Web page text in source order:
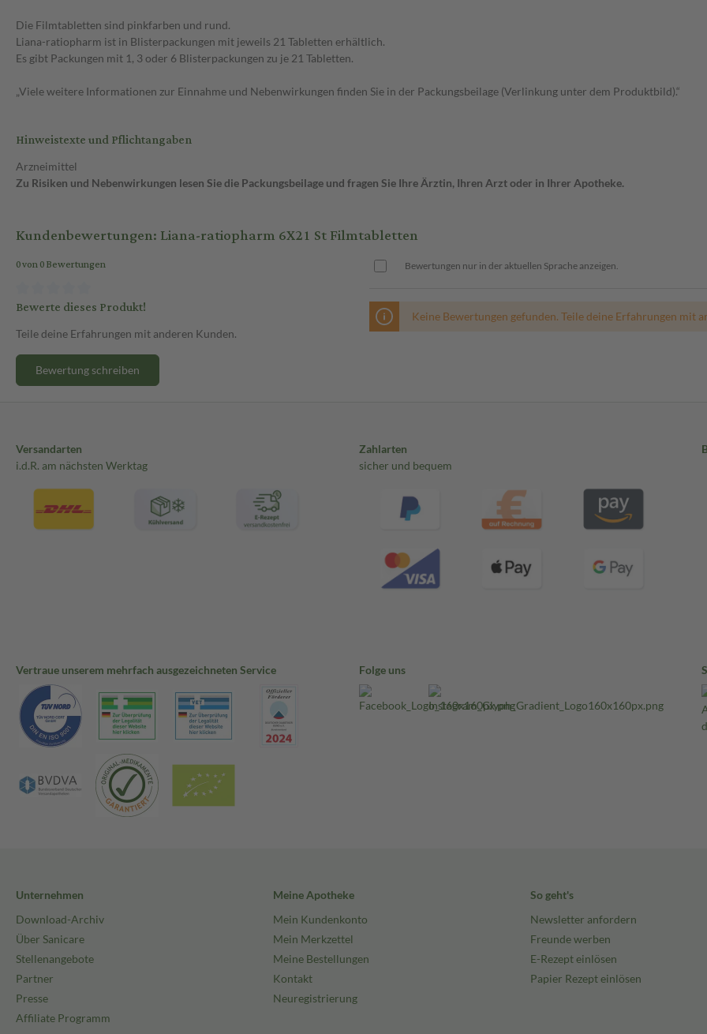
Die Filmtabletten sind pinkfarben und rund.
Liana-ratiopharm ist in Blisterpackungen mit jeweils 21 Tabletten erhältlich.
Es gibt Packungen mit 1, 3 oder 6 Blisterpackungen zu je 21 Tabletten.
„Viele weitere Informationen zur Einnahme und Nebenwirkungen finden Sie in der Packungsbeilage (Verlinkung unter dem Produktbild).“
Hinweistexte und Pflichtangaben
Arzneimittel
Zu Risiken und Nebenwirkungen lesen Sie die Packungsbeilage und fragen Sie Ihre Ärztin, Ihren Arzt oder in Ihrer Apotheke.
Kundenbewertungen: Liana-ratiopharm 6X21 St Filmtabletten
0 von 0 Bewertungen
Bewerte dieses Produkt!
Teile deine Erfahrungen mit anderen Kunden.
Bewertung schreiben
Bewertungen nur in der aktuellen Sprache anzeigen.
Keine Bewertungen gefunden. Teile deine Erfahrungen mit
Versandarten
i.d.R. am nächsten Werktag
Zahlarten
sicher und bequem
Vertraue unserem mehrfach ausgezeichneten Service Folge uns
Unternehmen
Download-Archiv
Über Sanicare
Stellenangebote
Partner
Presse
Affiliate Programm
Meine Apotheke
Mein Kundenkonto
Mein Merkzettel
Meine Bestellungen
Kontakt
Neuregistrierung
So geht's
Newsletter anfordern
Freunde werben
E-Rezept einlösen
Papier Rezept einlösen